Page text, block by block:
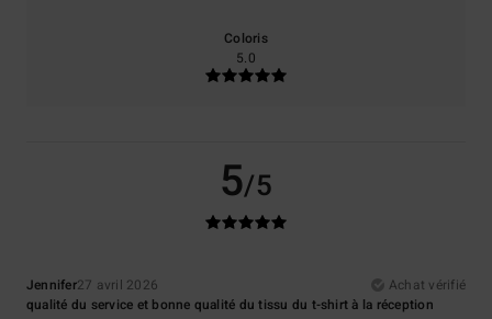
Coloris
5.0
5/5
Jennifer27 avril 2026
Achat vérifié
qualité du service et bonne qualité du tissu du t-shirt à la réception